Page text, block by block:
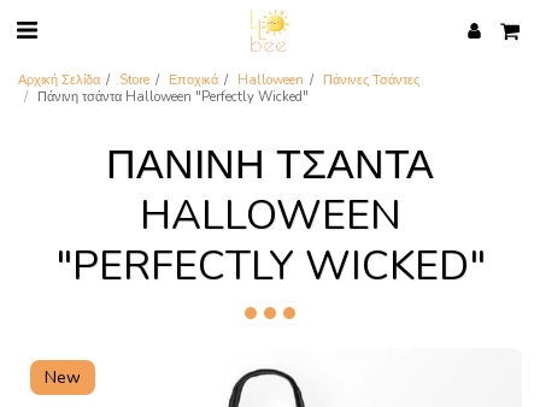
Αρχική Σελίδα Store Εποχικά Halloween
Πάνινες Τσάντες
Πάνινη τσάντα Halloween "Perfectly Wicked"
ΠΆΝΙΝΗ ΤΣΆΝΤΑ
HALLOWEEN
"PERFECTLY WICKED"
New